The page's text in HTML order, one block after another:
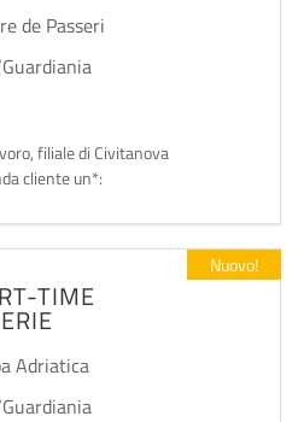
de Passeri
filiale di Civitanova
cliente un*:
per sostituzione
risorsa effettuerà il
una banca, dal LUNEDI'
al giorno, per un
DI LAVORO:
TIME
Adriatica
Nuovo!